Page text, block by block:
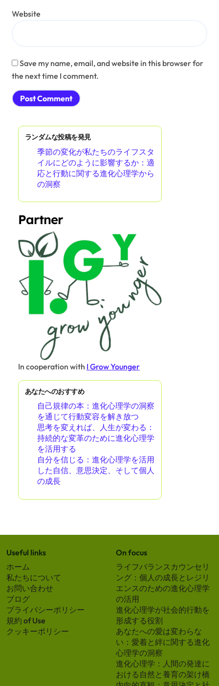
Website
Save my name, email, and website in this browser for
the next time I comment.
ランダムな投稿を発見
季節の変化が私たちのライフスタ
イルにどのように影響するか：適
応と行動に関する進化心理学から
の洞察
Partner
In cooperation with I Grow Younger
あなたへのおすすめ
自己規律の本：進化心理学の洞察
を通じて行動変容を解き放つ
思考を変えれば、人生が変わる：
持続的な変革のために進化心理学
を活用する
自分を信じる：進化心理学を活用
した自信、意思決定、そして個人
の成長
Useful links
ホーム
私たちについて
お問い合わせ
ブログ
プライバシーポリシー
規約 of Use
クッキーポリシー
On focus
ライフバランスカウンセリ
ング：個人の成長とレジリ
エンスのための進化心理学
の活用
進化心理学が社会的行動を
形成する役割
あなたへの愛は変わらな
い：愛着と絆に関する進化
心理学の洞察
進化心理学：人間の発達に
おける自然と養育の架け橋